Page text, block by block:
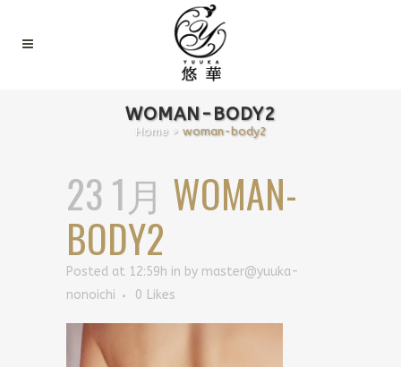
WOMAN-BODY2
Home> woman-body2
23 1月 WOMAN-
BODY2
Posted at 12:59h in by master@yuuka-
nonoichi
0 Likes